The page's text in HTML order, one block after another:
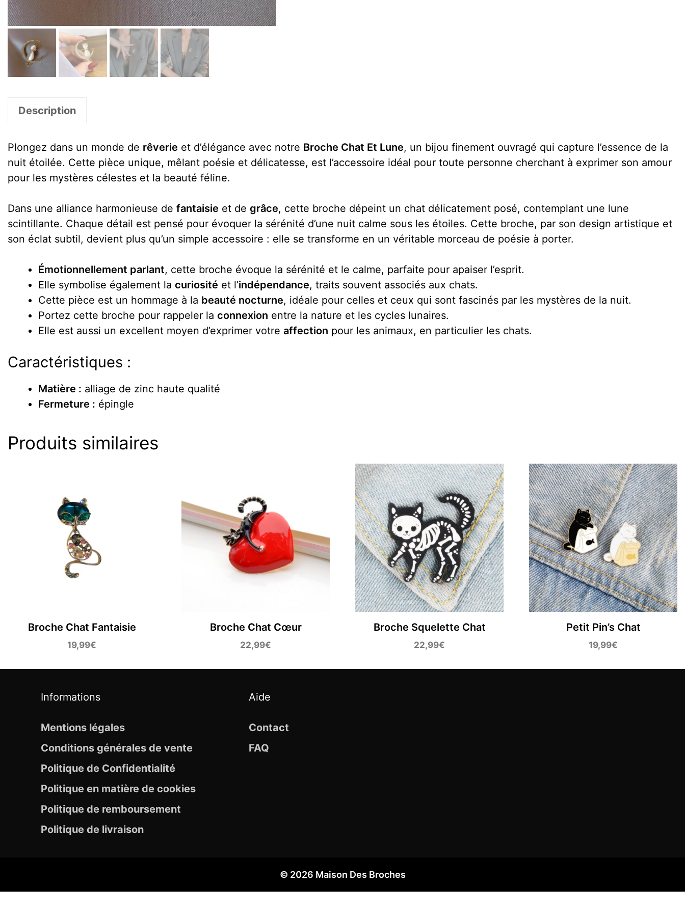
Description
Plongez dans un monde de rêverie et d’élégance avec notre Broche Chat Et Lune, un bijou finement ouvragé qui capture l’essence de la
nuit étoilée. Cette pièce unique, mêlant poésie et délicatesse, est l’accessoire idéal pour toute personne cherchant à exprimer son amour
pour les mystères célestes et la beauté féline.
Dans une alliance harmonieuse de fantaisie et de grâce, cette broche dépeint un chat délicatement posé, contemplant une lune
scintillante. Chaque détail est pensé pour évoquer la sérénité d’une nuit calme sous les étoiles. Cette broche, par son design artistique et
son éclat subtil, devient plus qu’un simple accessoire : elle se transforme en un véritable morceau de poésie à porter.
Émotionnellement parlant, cette broche évoque la sérénité et le calme, parfaite pour apaiser l’esprit.
Elle symbolise également la curiosité et l’indépendance, traits souvent associés aux chats.
Cette pièce est un hommage à la beauté nocturne, idéale pour celles et ceux qui sont fascinés par les mystères de la nuit.
Portez cette broche pour rappeler la connexion entre la nature et les cycles lunaires.
Elle est aussi un excellent moyen d’exprimer votre affection pour les animaux, en particulier les chats.
Caractéristiques :
Matière : alliage de zinc haute qualité
Fermeture : épingle
Produits similaires
Broche Chat Fantaisie
19,99€
Broche Chat Cœur
22,99€
Broche Squelette Chat
22,99€
Petit Pin’s Chat
19,99€
Informations
Mentions légales
Conditions générales de vente
Politique de Confidentialité
Politique en matière de cookies
Politique de remboursement
Politique de livraison
Aide
Contact
FAQ
© 2026 Maison Des Broches